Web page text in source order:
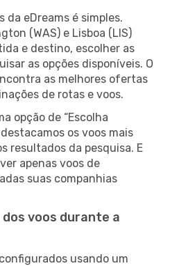
da eDreams é simples.
(WAS) e Lisboa (LIS)
e destino, escolher as
as opções disponíveis. O
as melhores ofertas
de rotas e voos.
opção de “Escolha
os voos mais
resultados da pesquisa. E
apenas voos de
suas companhias
voos durante a
usando um